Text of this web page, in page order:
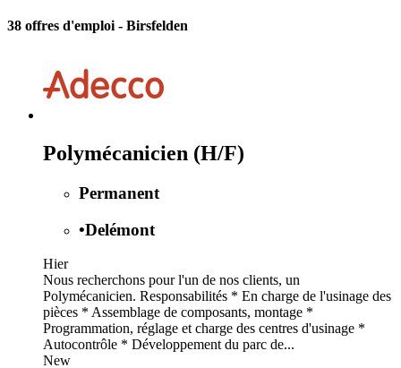
38 offres d'emploi - Birsfelden
Polymécanicien (H/F)
Permanent
•Delémont
Hier
Nous recherchons pour l'un de nos clients, un
Polymécanicien. Responsabilités * En charge de l'usinage des
pièces * Assemblage de composants, montage *
Programmation, réglage et charge des centres d'usinage *
Autocontrôle * Développement du parc de...
New